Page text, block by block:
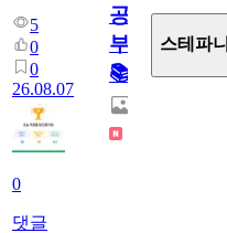
5
0
0
26.08.07
0
댓글
공
부!
📚
스테파니